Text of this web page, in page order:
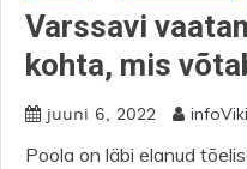
Varssavi
kohta, mis
juuni 6, 2022
Poola on läbi elanud